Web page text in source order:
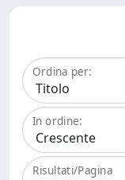
Ordina per:
In ordine:
Risultati/Pagina